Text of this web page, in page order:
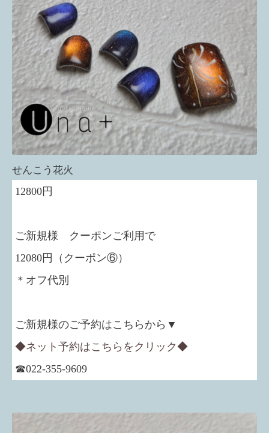
せんこう花火
12800円
ご新規様 クーポンご利用で
12080円（クーポン⑥）
＊オフ代別
ご新規様のご予約はこちらから▼
◆ネット予約はこちらをクリック◆
☎022-355-9609